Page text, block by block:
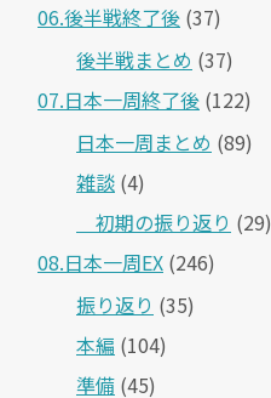
06.後半戦終了後 (37)
後半戦まとめ (37)
07.日本一周終了後 (122)
日本一周まとめ (89)
雑談 (4)
＿初期の振り返り (29)
08.日本一周EX (246)
振り返り (35)
本編 (104)
準備 (45)